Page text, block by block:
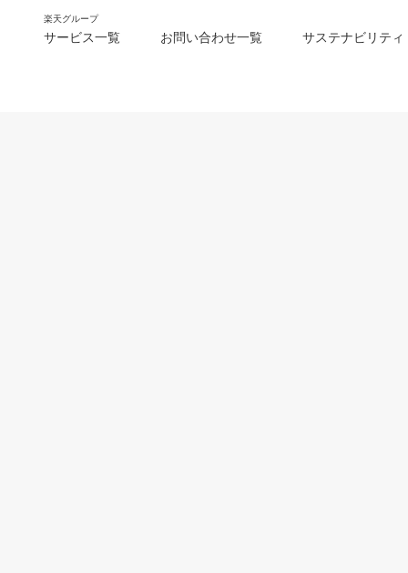
楽天グループ
サービス一覧 お問い合わせ一覧 サステナビリティ